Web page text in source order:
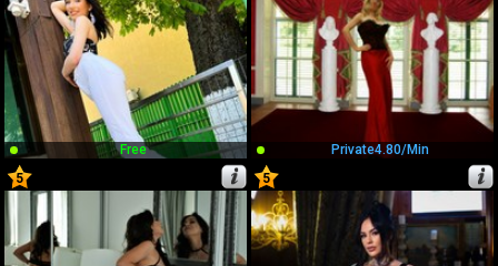
Free Private4.80/min
5
15
5
16